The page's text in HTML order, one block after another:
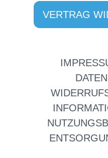
VERTRAG